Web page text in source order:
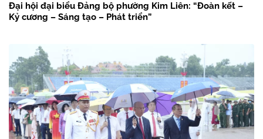
Đại hội đại biểu Đảng bộ phường Kim Liên: “Đoàn kết –
Kỷ cương – Sáng tạo – Phát triển”